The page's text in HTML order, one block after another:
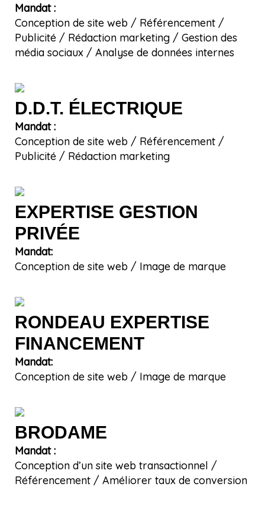
Mandat :
Conception de site web / Référencement /
Publicité / Rédaction marketing / Gestion des
média sociaux / Analyse de données internes
D.D.T. ÉLECTRIQUE
Mandat :
Conception de site web / Référencement /
Publicité / Rédaction marketing
EXPERTISE GESTION
PRIVÉE
Mandat:
Conception de site web / Image de marque
RONDEAU EXPERTISE
FINANCEMENT
Mandat:
Conception de site web / Image de marque
BRODAME
Mandat :
Conception d’un site web transactionnel /
Référencement / Améliorer taux de conversion